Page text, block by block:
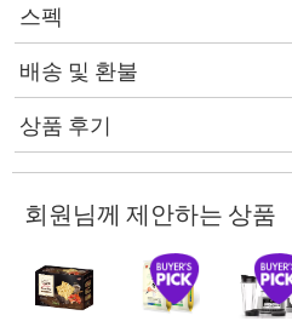
스펙
배송 및 환불
상품 후기
회원님께 제안하는 상품